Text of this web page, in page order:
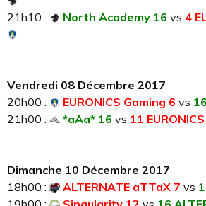
21h10 : North Academy 16 vs 4
Vendredi 08 Décembre 2017
20h00 :
EURONICS Gaming 6 vs
21h00 :
*aAa* 16 vs 11
Dimanche 10 Décembre 2017
18h00 :
ALTERNATE aTTaX 7 vs